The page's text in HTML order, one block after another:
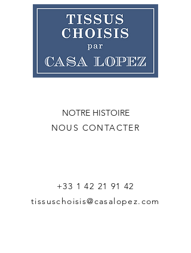
NOTRE HISTOIRE
NOUS CONTACTER
+33 1 42 21 91 42
tissuschoisis@casalopez.com